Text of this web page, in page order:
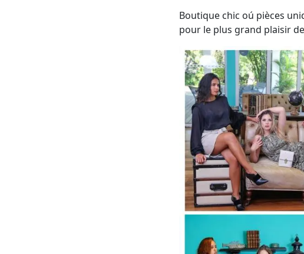
Boutique chic oú pièces
pour le plus grand plaisir